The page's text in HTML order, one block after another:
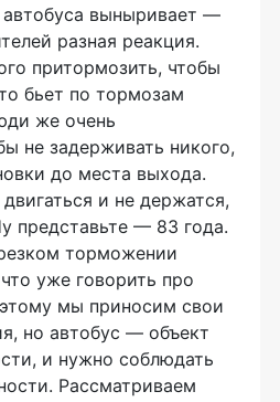
выныривает —
разная реакция.
притормозить, чтобы
бьет по тормозам
же очень
не задерживать никого,
до места выхода.
и не держатся,
представьте — 83 года.
торможении
уже говорить про
мы приносим свои
но автобус — объект
и нужно соблюдать
Рассматриваем